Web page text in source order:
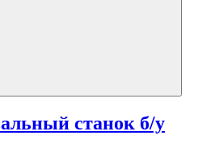
станок б/у